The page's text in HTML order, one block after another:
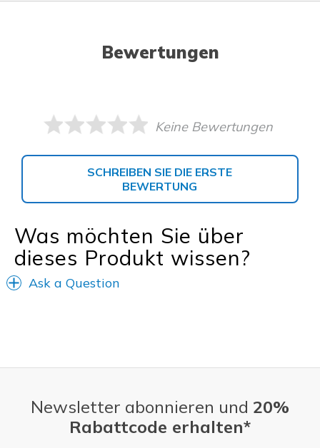
Bewertungen
Keine Bewertungen
SCHREIBEN SIE DIE ERSTE
BEWERTUNG
Was möchten Sie über
dieses Produkt wissen?
Ask a Question
Newsletter abonnieren und 20%
Rabattcode erhalten*